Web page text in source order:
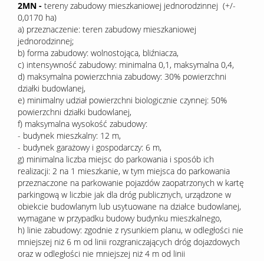
2MN - tereny zabudowy mieszkaniowej jednorodzinnej (+/-
0,0170 ha)
a) przeznaczenie: teren zabudowy mieszkaniowej
jednorodzinnej;
b) forma zabudowy: wolnostojąca, bliźniacza,
c) intensywność zabudowy: minimalna 0,1, maksymalna 0,4,
d) maksymalna powierzchnia zabudowy: 30% powierzchni
działki budowlanej,
e) minimalny udział powierzchni biologicznie czynnej: 50%
powierzchni działki budowlanej,
f) maksymalna wysokość zabudowy:
- budynek mieszkalny: 12 m,
- budynek garażowy i gospodarczy: 6 m,
g) minimalna liczba miejsc do parkowania i sposób ich
realizacji: 2 na 1 mieszkanie, w tym miejsca do parkowania
przeznaczone na parkowanie pojazdów zaopatrzonych w kartę
parkingową w liczbie jak dla dróg publicznych, urządzone w
obiekcie budowlanym lub usytuowane na działce budowlanej,
wymagane w przypadku budowy budynku mieszkalnego,
h) linie zabudowy: zgodnie z rysunkiem planu, w odległości nie
mniejszej niż 6 m od linii rozgraniczających dróg dojazdowych
oraz w odległości nie mniejszej niż 4 m od linii